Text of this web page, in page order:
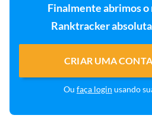
Finalmente abrimos
Ranktracker
CRIAR UMA
Ou faça login usando